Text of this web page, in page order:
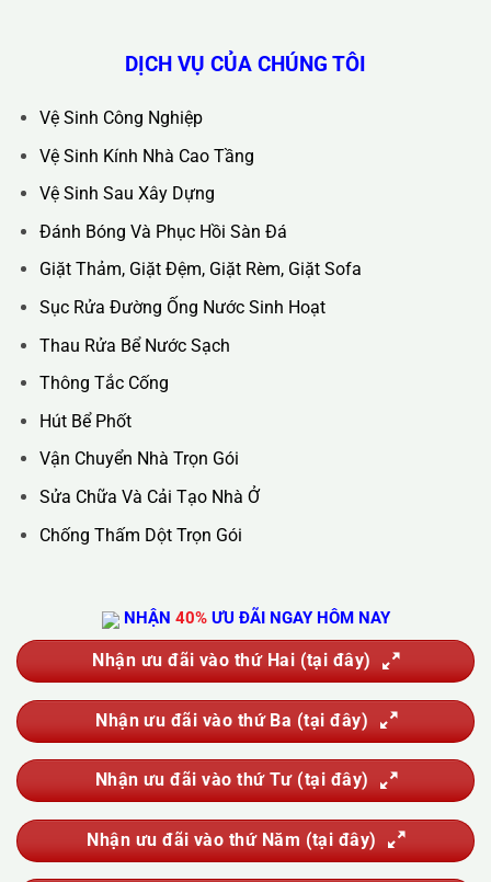
Trụ Sở Chính :36C Ngõ 89 Lê Đức Thọ - Phường Từ Liêm -
TP Hà Nội
Hotline : 0388.444.445
Vệ Sinh Công Nghiệp
Vệ Sinh Kính Nhà Cao Tầng
Đánh Bóng Và Phục Hồi Sàn Đá
Giặt Thảm, Giặt Đệm, Giặt Rèm, Giặt Sofa
Sục Rửa Đường Ống Nước Sinh Hoạt
Thau Rửa Bể Nước Sạch